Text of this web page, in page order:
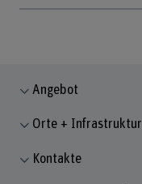
Angebot
Orte + Infrastruktur
Kontakte